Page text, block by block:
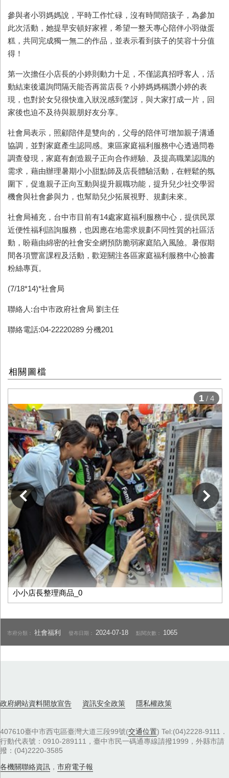
參與者小羽媽媽說，平時工作忙碌，沒有時間陪孩子，為參加
此次活動，她提早安頓好家裡，希望一整天專心陪伴小羽做蛋
糕，共同完成獨一無二的作品，並表示看到孩子的笑容十分值
得！
第一次擔任小店長的小婷則動力十足，不僅認真招呼客人，活
動結束後還詢問隔天能否再當店長？小婷媽媽稱讚小婷的表
現，也對於女兒很快進入狀況感到驚訝，與大家打成一片，回
家後也迫不及待與親朋好友分享。
社會局表示，照顧陪伴是雙向的，父母的陪伴可增加親子溝通
協調，並對家庭產生認同感。東區家庭福利服務中心透過問卷
調查發現，家庭有創造親子正向合作經驗、及提高職業認識的
需求，藉由辦理暑期小小甜點師及店長體驗活動，在輕鬆的氛
圍下，促進親子正向互動與提升親職功能，提升兒少社交學習
機會與社會參與力，也幫助兒少拓展視野、規劃未來。
社會局補充，台中市目前有14處家庭福利服務中心，提供民眾
近便性福利諮詢服務，也因應在地需求規劃不同性質的社區活
動，盼藉由綿密的社會安全網預防脆弱家庭陷入風險。暑假期
間各項豐富課程及活動，歡迎關注各區家庭福利服務中心臉書
粉絲專頁。
(7/18*14)*社會局
聯絡人:台中市政府社會局 劉主任
聯絡電話:04-22220289 分機201
相關圖檔
小小店長整理商品_0
下一張
1 / 4
市府分類：社會福利 發布日期： 2024-07-18 點閱次數： 1065
政府網站資料開放宣告 資訊安全政策 隱私權政策
407610臺中市西屯區臺灣大道三段99號(交通位置) Tel:(04)2228-9111．
行動代表號：0910-289111，臺中市民一碼通專線請撥1999，外縣市請
撥：(04)2220-3585
各機關聯絡資訊 ， 市府電子報